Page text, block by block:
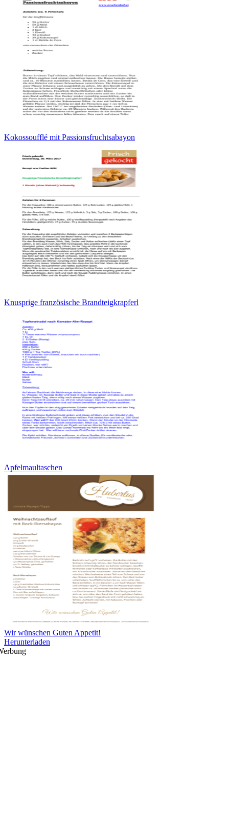
Kokossoufflé mit Passionsfruchtsabayon
Knusprige französische Brandteigkrapferl
Apfelmaultaschen
Wir wünschen Guten Appetit!
Herunterladen